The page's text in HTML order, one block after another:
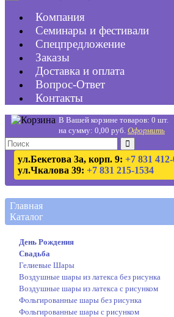
Компания
Семинары и фестивали
Спецпредложение
Заказы
Доставка и оплата
Вопрос-Ответ
Контакты
В Вашей корзине товаров: 0 шт.
на сумму: 0,00 руб. Оформить
ул.Бекетова 3а, корп. 9: +7 831
ул.Чкалова 39: +7 831 215-1534
Главная
Каталог
День Рождения
Свадьба
Гелиевые Шары
Воздушные шары из латекса без рисунка
Воздушные шары из латекса с рисунком
Фольгированные шары без рисунка
Фольгированные шары с рисунком